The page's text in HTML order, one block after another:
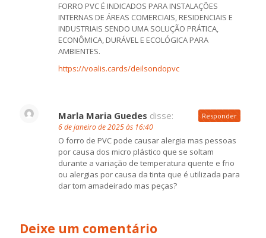
FORRO PVC É INDICADOS PARA INSTALAÇÕES
INTERNAS DE ÁREAS COMERCIAIS, RESIDENCIAIS E
INDUSTRIAIS SENDO UMA SOLUÇÃO PRÁTICA,
ECONÔMICA, DURÁVEL E ECOLÓGICA PARA
AMBIENTES.
https://voalis.cards/deilsondopvc
Marla Maria Guedes disse:
6 de janeiro de 2025 às 16:40
O forro de PVC pode causar alergia mas pessoas
por causa dos micro plástico que se soltam
durante a variação de temperatura quente e frio
ou alergias por causa da tinta que é utilizada para
dar tom amadeirado mas peças?
Responder
Deixe um comentário